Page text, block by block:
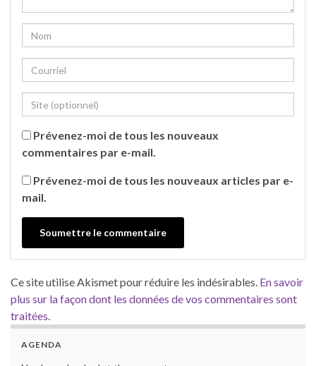
Prévenez-moi de tous les nouveaux
commentaires par e-mail.
Prévenez-moi de tous les nouveaux articles par e-
mail.
Ce site utilise Akismet pour réduire les indésirables. En savoir
plus sur la façon dont les données de vos commentaires sont
traitées.
AGENDA